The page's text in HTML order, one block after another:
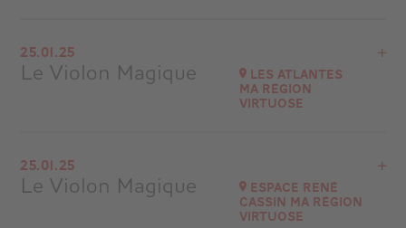
Châteaubriand
à14H00
25.01.25
Le Violon Magique Les Atlantes
Ma Région
virtuose
Sables d'Olonnes
à20H30
25.01.25
Le Violon Magique Espace René
Cassin Ma Région
virtuose